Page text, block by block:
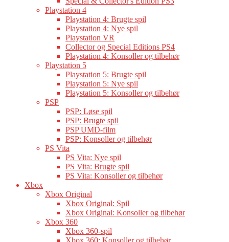
Playstation 4
Playstation 4: Brugte spil
Playstation 4: Nye spil
Playstation VR
Collector og Special Editions PS4
Playstation 4: Konsoller og tilbehør
Playstation 5
Playstation 5: Brugte spil
Playstation 5: Nye spil
Playstation 5: Konsoller og tilbehør
PSP
PSP: Løse spil
PSP: Brugte spil
PSP UMD-film
PSP: Konsoller og tilbehør
PS Vita
PS Vita: Nye spil
PS Vita: Brugte spil
PS Vita: Konsoller og tilbehør
Xbox
Xbox Original
Xbox Original: Spil
Xbox Original: Konsoller og tilbehør
Xbox 360
Xbox 360-spil